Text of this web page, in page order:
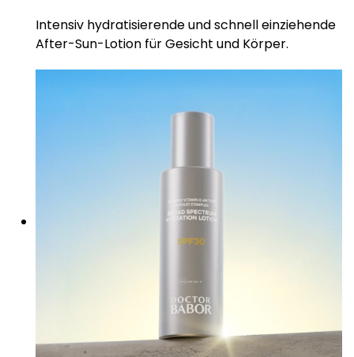
Intensiv hydratisierende und schnell einziehende
After-Sun-Lotion für Gesicht und Körper.